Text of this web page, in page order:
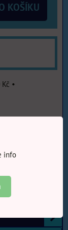
KOŠÍKU
•
info